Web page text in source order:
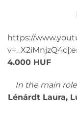
https://
4.000 HUF
In the main
Lénárdt Laura,